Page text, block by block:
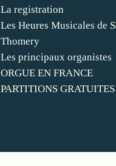
La registration
Les Heures Musicales de
Thomery
Les principaux organistes
ORGUE EN FRANCE
PARTITIONS GRATUITES